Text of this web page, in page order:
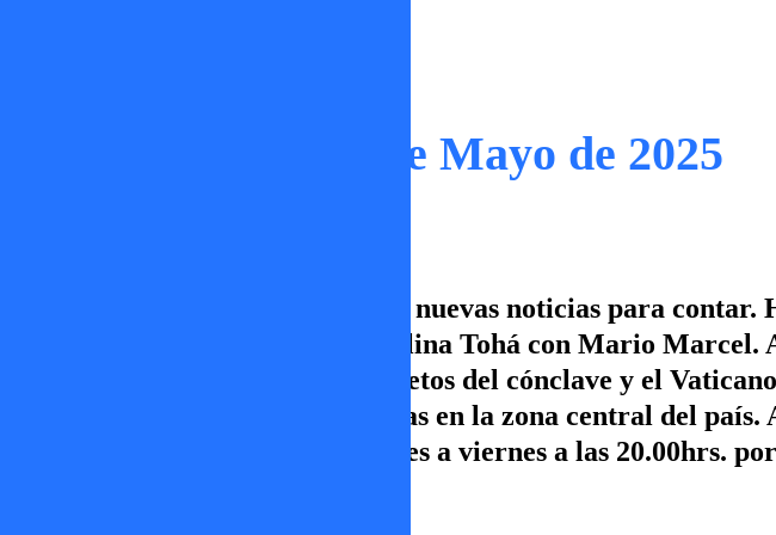
TV+ Informa | 07 de Mayo de 2025
Nuevo capítulo de TV+ Informa, nuevas noticias para contar.
que aún trae la relación de Carolina Tohá con Mario Marcel.
de Madeleine McCann y los secretos del cónclave y el
del tiempo, pues se esperan lluvias en la zona central del país.
capítulo de TV+ Informa, de lunes a viernes a las 20.00hrs.